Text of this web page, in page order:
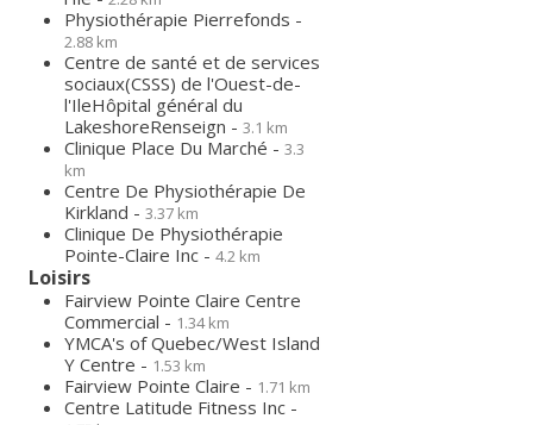
Physiothérapie Pierrefonds -
2.88 km
Centre de santé et de services
sociaux(CSSS) de l'Ouest-de-
l'IleHôpital général du
LakeshoreRenseign - 3.1 km
Clinique Place Du Marché - 3.3
km
Centre De Physiothérapie De
Kirkland - 3.37 km
Clinique De Physiothérapie
Pointe-Claire Inc - 4.2 km
Loisirs
Fairview Pointe Claire Centre
Commercial - 1.34 km
YMCA's of Quebec/West Island
Y Centre - 1.53 km
Fairview Pointe Claire - 1.71 km
Centre Latitude Fitness Inc -